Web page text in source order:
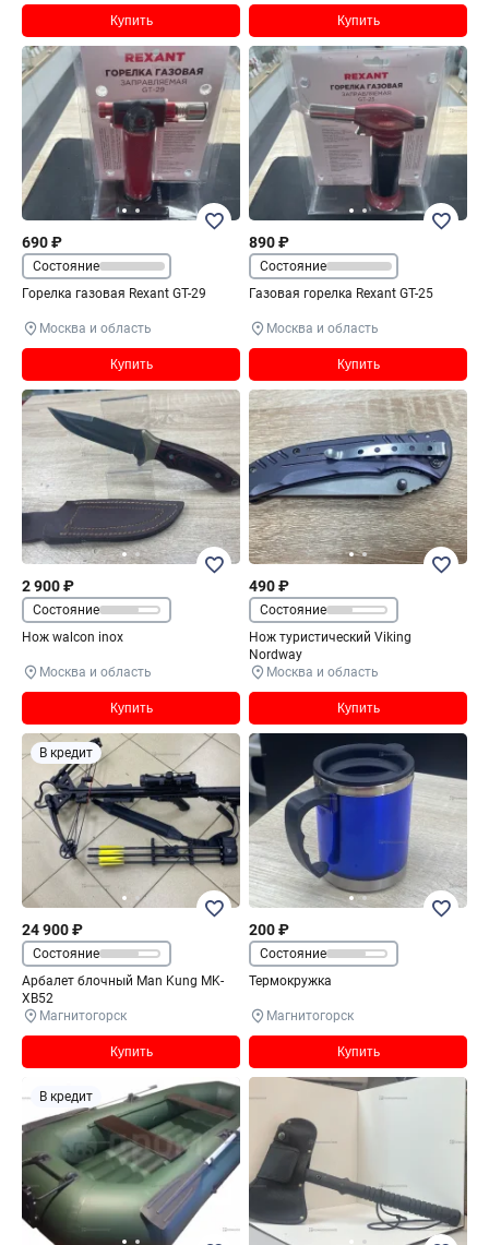
Купить Купить
690 ₽
Состояние
Горелка газовая Rexant GT-29
Москва и область
Купить
890 ₽
Состояние
Газовая горелка Rexant GT-25
Москва и область
Купить
2 900 ₽
Состояние
Нож walcon inox
Москва и область
Купить
490 ₽
Состояние
Нож туристический Viking
Nordway
Москва и область
Купить
В кредит
24 900 ₽
Состояние
Арбалет блочный Man Kung MK-
XB52
Магнитогорск
Купить
200 ₽
Состояние
Термокружка
Магнитогорск
Купить
В кредит